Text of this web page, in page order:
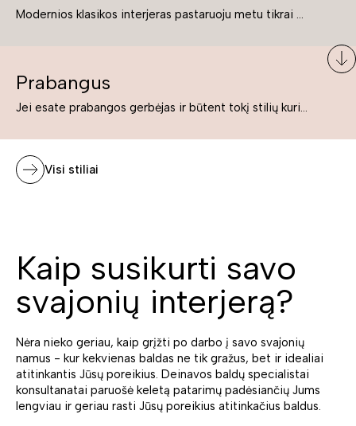
Modernios klasikos interjeras pastaruoju metu tikrai yra „ant bangos“. Tie, kurie nenori pernelyg nutolti nuo klasikos, bet drauge žavisi šiuolaikiškais sprendimais, su malonumu savo namuose kuria klasikos ir modernaus interjero tandemą – elegantišką, subtilų ir žavingą.
Prabangus
Jei esate prabangos gerbėjas ir būtent tokį stilių kuriate savo namuose ar biure, tuomet solidūs, prabangūs baldai nepriekaištingai įsilies į Jūsų kuriamą interjerą.
Visi stiliai
Kaip susikurti savo
svajonių interjerą?
Nėra nieko geriau, kaip grįžti po darbo į savo svajonių
namus - kur kekvienas baldas ne tik gražus, bet ir idealiai
atitinkantis Jūsų poreikius. Deinavos baldų specialistai
konsultanatai paruošė keletą patarimų padėsiančių Jums
lengviau ir geriau rasti Jūsų poreikius atitinkačius baldus.